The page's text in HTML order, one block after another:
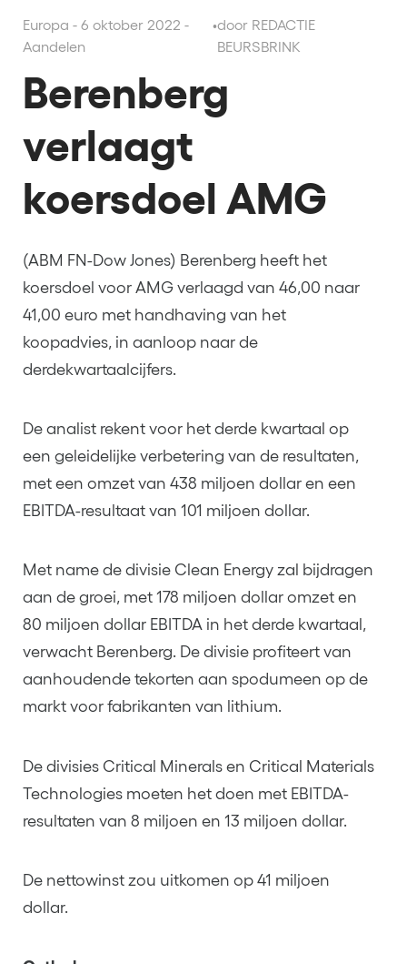
Europa - 6 oktober 2022 -
Aandelen
•door REDACTIE
BEURSBRINK
Berenberg
verlaagt
koersdoel AMG
(ABM FN-Dow Jones) Berenberg heeft het
koersdoel voor AMG verlaagd van 46,00 naar
41,00 euro met handhaving van het
koopadvies, in aanloop naar de
derdekwartaalcijfers.
De analist rekent voor het derde kwartaal op
een geleidelijke verbetering van de resultaten,
met een omzet van 438 miljoen dollar en een
EBITDA-resultaat van 101 miljoen dollar.
Met name de divisie Clean Energy zal bijdragen
aan de groei, met 178 miljoen dollar omzet en
80 miljoen dollar EBITDA in het derde kwartaal,
verwacht Berenberg. De divisie profiteert van
aanhoudende tekorten aan spodumeen op de
markt voor fabrikanten van lithium.
De divisies Critical Minerals en Critical Materials
Technologies moeten het doen met EBITDA-
resultaten van 8 miljoen en 13 miljoen dollar.
De nettowinst zou uitkomen op 41 miljoen
dollar.